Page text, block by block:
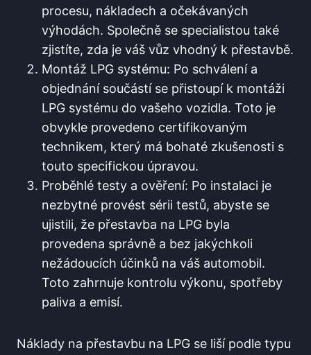
procesu,⁤ nákladech‌ a⁣ očekávaných
‌výhodách. Společně se ​specialistou⁣ také
zjistíte, ⁤zda je váš vůz vhodný k​ přestavbě.
Montáž LPG systému: Po ⁤schválení‍ a
objednání součástí ⁢se přistoupí k montáži
LPG‍ systému do vašeho vozidla. Toto je
obvykle provedeno certifikovaným
technikem, který má bohaté zkušenosti s
⁤touto ⁢specifickou úpravou.
Proběhlé⁤ testy⁣ a ověření: Po instalaci je
nezbytné provést sérii testů, abyste se
ujistili,⁢ že ⁢přestavba⁤ na LPG byla
provedena správně a bez jakýchkoli
⁣nežádoucích účinků ​na ⁤váš automobil.
Toto zahrnuje kontrolu výkonu, spotřeby
paliva a ⁤emisí.
Náklady na přestavbu na LPG se ⁤liší⁢ podle typu